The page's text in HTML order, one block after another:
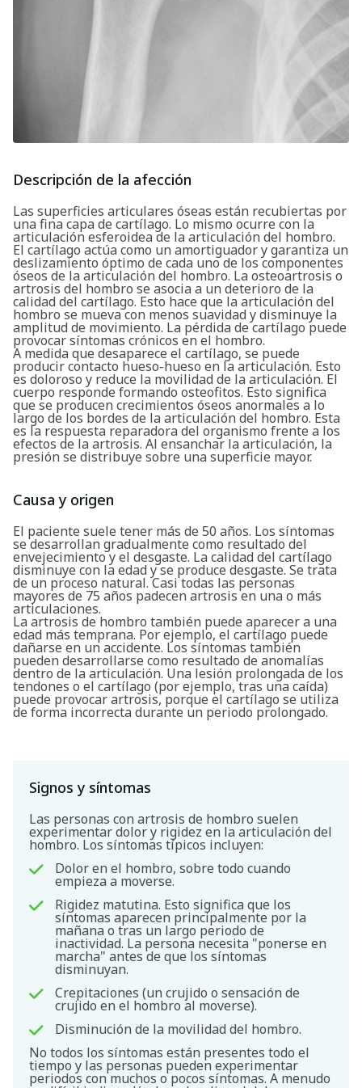
Descripción de la afección
Las superficies articulares óseas están recubiertas por
una fina capa de cartílago. Lo mismo ocurre con la
articulación esferoidea de la articulación del hombro.
El cartílago actúa como un amortiguador y garantiza un
deslizamiento óptimo de cada uno de los componentes
óseos de la articulación del hombro. La osteoartrosis o
artrosis del hombro se asocia a un deterioro de la
calidad del cartílago. Esto hace que la articulación del
hombro se mueva con menos suavidad y disminuye la
amplitud de movimiento. La pérdida de cartílago puede
provocar síntomas crónicos en el hombro.
A medida que desaparece el cartílago, se puede
producir contacto hueso-hueso en la articulación. Esto
es doloroso y reduce la movilidad de la articulación. El
cuerpo responde formando osteofitos. Esto significa
que se producen crecimientos óseos anormales a lo
largo de los bordes de la articulación del hombro. Esta
es la respuesta reparadora del organismo frente a los
efectos de la artrosis. Al ensanchar la articulación, la
presión se distribuye sobre una superficie mayor.
Causa y origen
El paciente suele tener más de 50 años. Los síntomas
se desarrollan gradualmente como resultado del
envejecimiento y el desgaste. La calidad del cartílago
disminuye con la edad y se produce desgaste. Se trata
de un proceso natural. Casi todas las personas
mayores de 75 años padecen artrosis en una o más
articulaciones.
La artrosis de hombro también puede aparecer a una
edad más temprana. Por ejemplo, el cartílago puede
dañarse en un accidente. Los síntomas también
pueden desarrollarse como resultado de anomalías
dentro de la articulación. Una lesión prolongada de los
tendones o el cartílago (por ejemplo, tras una caída)
puede provocar artrosis, porque el cartílago se utiliza
de forma incorrecta durante un periodo prolongado.
Signos y síntomas
Las personas con artrosis de hombro suelen
experimentar dolor y rigidez en la articulación del
hombro. Los síntomas típicos incluyen:
Dolor en el hombro, sobre todo cuando
empieza a moverse.
Rigidez matutina. Esto significa que los
síntomas aparecen principalmente por la
mañana o tras un largo periodo de
inactividad. La persona necesita "ponerse en
marcha" antes de que los síntomas
disminuyan.
Crepitaciones (un crujido o sensación de
crujido en el hombro al moverse).
Disminución de la movilidad del hombro.
No todos los síntomas están presentes todo el
tiempo y las personas pueden experimentar
periodos con muchos o pocos síntomas. A menudo